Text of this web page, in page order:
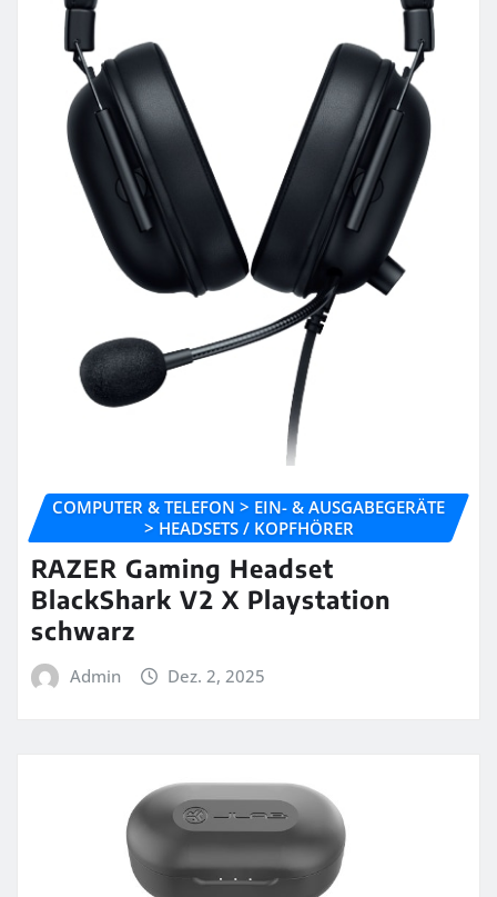
COMPUTER & TELEFON > EIN- & AUSGABEGERÄTE
> HEADSETS / KOPFHÖRER
RAZER Gaming Headset
BlackShark V2 X Playstation
schwarz
Admin Dez. 2, 2025